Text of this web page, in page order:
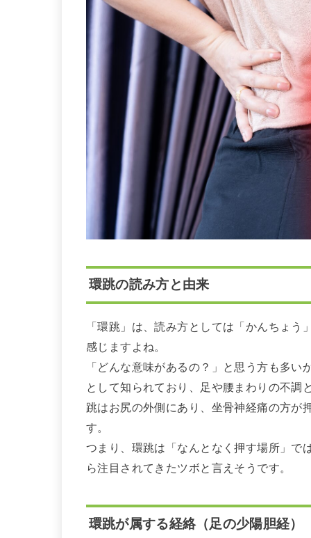
環跳の読み方と由来
「環跳」は、読み方としては「かんちょ
感じますよね。
「どんな意味があるの？」と思う方も多
として知られており、足や腰まわりの不調
跳はお尻の外側にあり、坐骨神経痛の方が
す。
つまり、環跳は「なんとなく押す場所」で
ら注目されてきたツボと言えそうです。
環跳が属する経絡（足の少陽胆経）